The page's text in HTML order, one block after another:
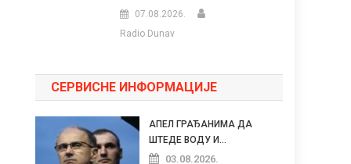
07.08.2026.
Radio Dunav
СЕРВИСНЕ ИНФОРМАЦИЈЕ
АПЕЛ ГРАЂАНИМА ДА
ШТЕДЕ ВОДУ И...
03.08.2026.